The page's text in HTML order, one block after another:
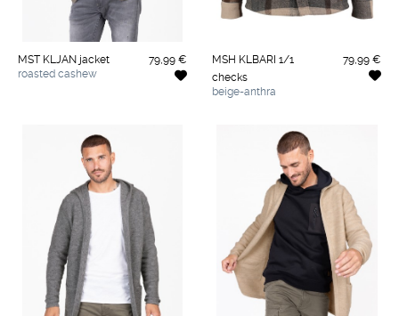
MST KLJAN jacket
roasted cashew
79,99 €
MSH KLBARI 1/1
checks
beige-anthra
79,99 €